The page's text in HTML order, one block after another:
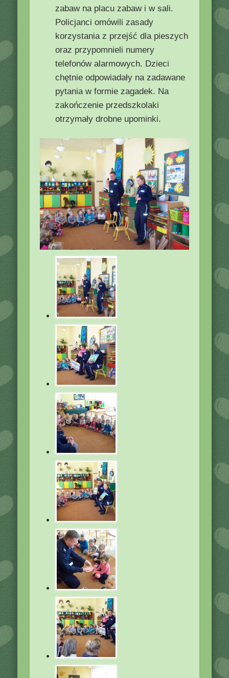
zabaw na placu zabaw i w sali.
Policjanci omówili zasady
korzystania z przejść dla pieszych
oraz przypomnieli numery
telefonów alarmowych. Dzieci
chętnie odpowiadały na zadawane
pytania w formie zagadek. Na
zakończenie przedszkolaki
otrzymały drobne upominki.